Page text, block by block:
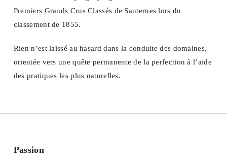
Premiers Grands Crus Classés de Sauternes lors du
classement de 1855.
Rien n’est laissé au hasard dans la conduite des domaines,
orientée vers une quête permanente de la perfection à l’aide
des pratiques les plus naturelles.
Passion